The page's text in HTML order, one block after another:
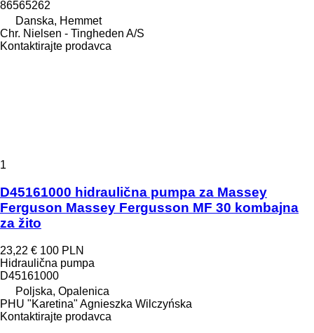
86565262
Danska, Hemmet
Chr. Nielsen - Tingheden A/S
Kontaktirajte prodavca
1
D45161000 hidraulična pumpa za Massey
Ferguson Massey Fergusson MF 30 kombajna
za žito
23,22 € 100 PLN
Hidraulična pumpa
D45161000
Poljska, Opalenica
PHU "Karetina" Agnieszka Wilczyńska
Kontaktirajte prodavca